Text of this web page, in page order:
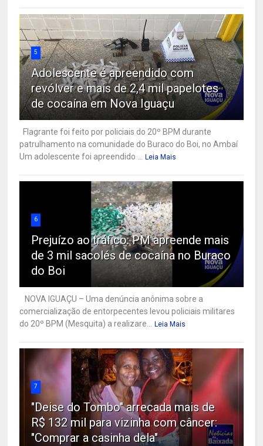
5
Adolescente é apreendido com
revólver e mais de 2,4 mil papelotes
de cocaína em Nova Iguaçu
Flagrante foi feito por policiais do 20º BPM durante
patrulhamento na comunidade do Buraco do Boi, no Ambaí
Um adolescente foi apreendido ... Leia Mais
6
Prejuízo ao tráfico: PM apreende mais
de 3 mil sacolés de cocaína no Buraco
do Boi
NOVA IGUAÇU – Uma denúncia anônima sobre a
comercialização de entorpecentes levou policiais militares
do 20º BPM (Mesquita) a realizare... Leia Mais
7
"Deise do Tombo" arrecada mais de
R$ 132 mil para vizinha com câncer:
"Comprar a casinha dela"